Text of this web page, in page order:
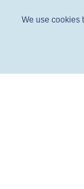
We use cookies